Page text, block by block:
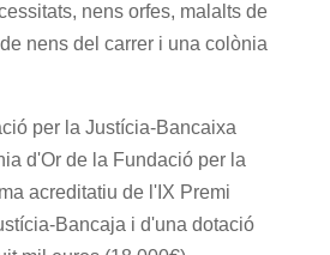
nens orfes, malalts de
nens del carrer i una colònia
per la Justícia-Bancaixa
d'Or de la Fundació per la
acreditatiu de l'IX Premi
Bancaja i d'una dotació